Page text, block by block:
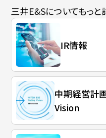
三井E&Sについてもっと
IR情報
中期経営計
Vision